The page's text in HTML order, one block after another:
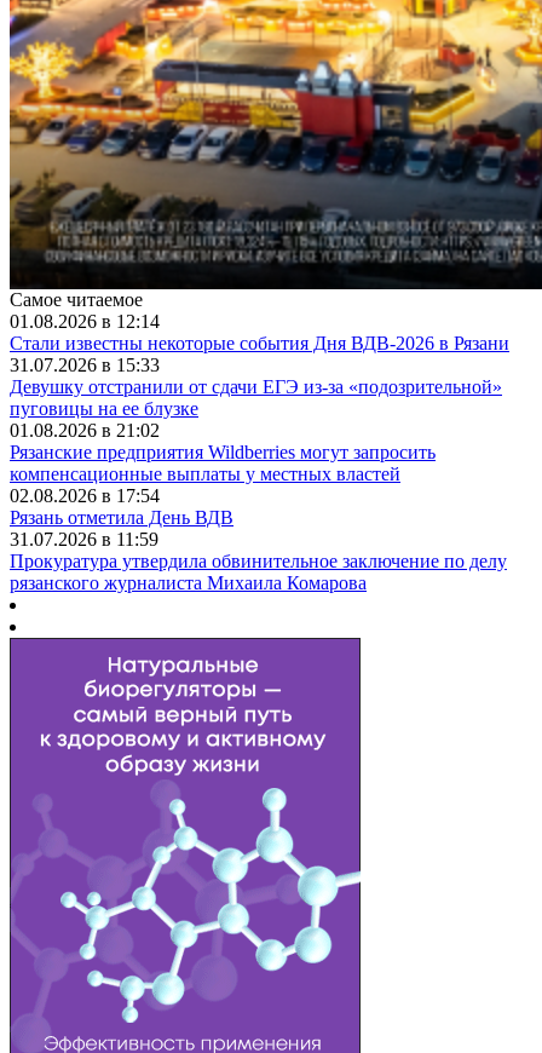
Самое читаемое
01.08.2026 в 12:14
Стали известны некоторые события Дня ВДВ-2026 в Рязани
31.07.2026 в 15:33
Девушку отстранили от сдачи ЕГЭ из-за «подозрительной»
пуговицы на ее блузке
01.08.2026 в 21:02
Рязанские предприятия Wildberries могут запросить
компенсационные выплаты у местных властей
02.08.2026 в 17:54
Рязань отметила День ВДВ
31.07.2026 в 11:59
Прокуратура утвердила обвинительное заключение по делу
рязанского журналиста Михаила Комарова